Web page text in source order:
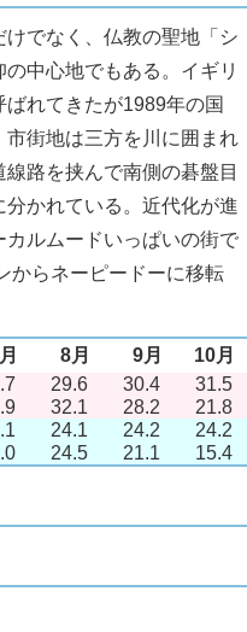
でなく、仏教の聖地「シ
中心地でもある。イギリ
れてきたが1989年の国
街地は三方を川に囲まれ
路を挟んで南側の碁盤目
かれている。近代化が進
ルムードいっぱいの街で
からネーピードーに移転
8月 9月 10月
29.6 30.4 31.5
32.1 28.2 21.8
24.1 24.2 24.2
24.5 21.1 15.4